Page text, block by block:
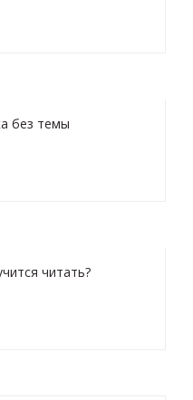
без темы
читать?